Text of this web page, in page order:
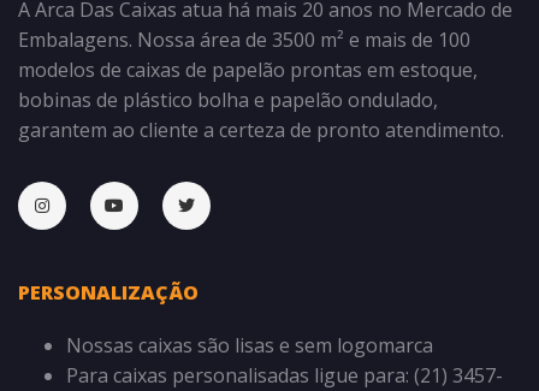
A Arca Das Caixas atua há mais 20 anos no Mercado de
Embalagens. Nossa área de 3500 m² e mais de 100
modelos de caixas de papelão prontas em estoque,
bobinas de plástico bolha e papelão ondulado,
garantem ao cliente a certeza de pronto atendimento.
PERSONALIZAÇÃO
Nossas caixas são lisas e sem logomarca
Para caixas personalisadas ligue para: (21) 3457-